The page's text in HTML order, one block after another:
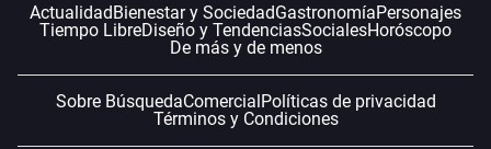
Actualidad Bienestar y SociedadGastronomíaPersonajes
Tiempo LibreDiseño y TendenciasSocialesHoróscopo
De más y de menos
Sobre BúsquedaComercial Políticas de privacidad
Términos y Condiciones